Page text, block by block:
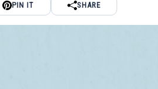
PIN IT SHARE